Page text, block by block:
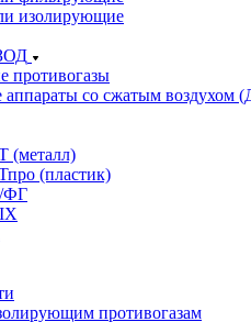
изолирующие
противогазы
аппараты со сжатым воздухом
(металл)
(пластик)
ФГ
противогазам